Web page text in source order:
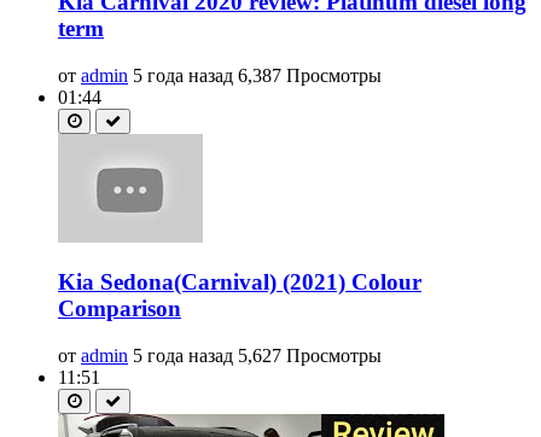
term
от admin 5 года назад 6,387 Просмотры
01:44
Kia Sedona(Carnival) (2021) Colour
Comparison
от admin 5 года назад 5,627 Просмотры
11:51